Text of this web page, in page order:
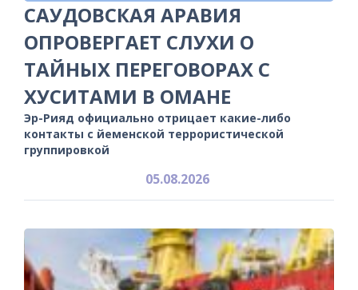
САУДОВСКАЯ АРАВИЯ
ОПРОВЕРГАЕТ СЛУХИ О
ТАЙНЫХ ПЕРЕГОВОРАХ С
ХУСИТАМИ В ОМАНЕ
Эр-Рияд официально отрицает какие-либо
контакты с йеменской террористической
группировкой
05.08.2026